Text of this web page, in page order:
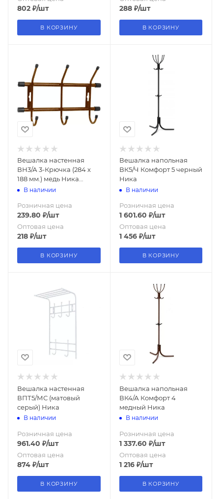
802 ₽/шт
В КОРЗИНУ
288₽/шт
В КОРЗИНУ
Вешалка настенная
ВН3/А 3-Крючка (284 х
188 мм.) медь Ника
(упак.5 )
В наличии
Розничная цена
239.80 ₽/шт
Оптовая цена
218 ₽/шт
В КОРЗИНУ
Вешалка напольная
ВК5/Ч Комфорт 5 черный
Ника
В наличии
Розничная цена
1 601.60 ₽/шт
Оптовая цена
1 456₽/шт
В КОРЗИНУ
Вешалка настенная
ВПТ5/МС (матовый
серый) Ника
В наличии
Розничная цена
961.40 ₽/шт
Оптовая цена
874 ₽/шт
В КОРЗИНУ
Вешалка напольная
ВК4/А Комфорт 4
медный Ника
В наличии
Розничная цена
1 337.60 ₽/шт
Оптовая цена
1 216₽/шт
В КОРЗИНУ